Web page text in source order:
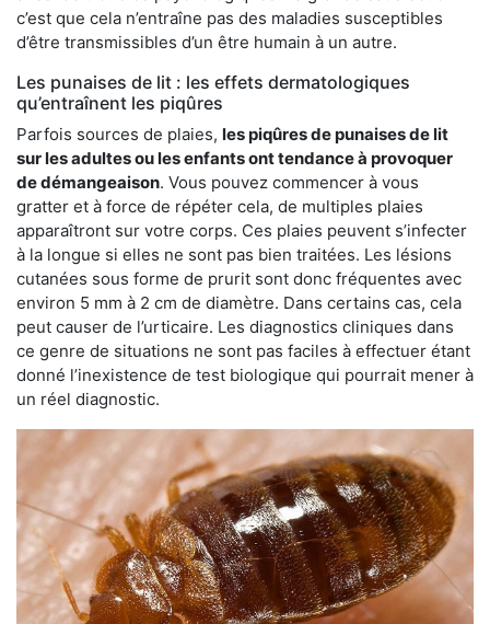
c’est que cela n’entraîne pas des maladies susceptibles
d’être transmissibles d’un être humain à un autre.
Les punaises de lit : les effets dermatologiques
qu’entraînent les piqûres
Parfois sources de plaies, les piqûres de punaises de lit
sur les adultes ou les enfants ont tendance à provoquer
de démangeaison. Vous pouvez commencer à vous
gratter et à force de répéter cela, de multiples plaies
apparaîtront sur votre corps. Ces plaies peuvent s’infecter
à la longue si elles ne sont pas bien traitées. Les lésions
cutanées sous forme de prurit sont donc fréquentes avec
environ 5 mm à 2 cm de diamètre. Dans certains cas, cela
peut causer de l’urticaire. Les diagnostics cliniques dans
ce genre de situations ne sont pas faciles à effectuer étant
donné l’inexistence de test biologique qui pourrait mener à
un réel diagnostic.